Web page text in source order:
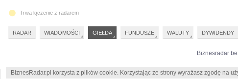
Biznesradar
BiznesRadar.pl korzysta z plików cookie. Korzystając ze strony wyrażasz zgodę na
Trwa łączenie z radarem
RADAR WIADOMOŚCI GIEŁDA FUNDUSZE WALUTY DYWIDENDY